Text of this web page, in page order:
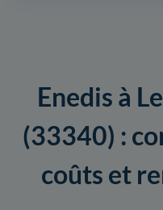
Enedis à
(33340) :
coûts et